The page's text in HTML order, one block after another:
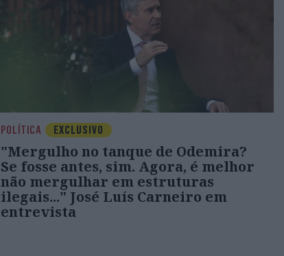
POLÍTICA EXCLUSIVO
"Mergulho no tanque de Odemira?
Se fosse antes, sim. Agora, é melhor
não mergulhar em estruturas
ilegais..." José Luís Carneiro em
entrevista